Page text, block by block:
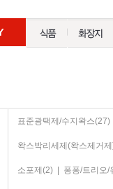
표준광택제/수지왁스(27)
왁스박리세제(왁스제거
소포제 (2) 퐁퐁/트리오/